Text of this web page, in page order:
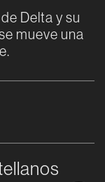
Delta y su
mueve una